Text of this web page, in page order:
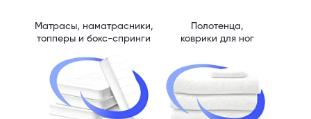
Матрасы, наматрасники,
топперы и бокс-спринги
Полотенца,
коврики для ног